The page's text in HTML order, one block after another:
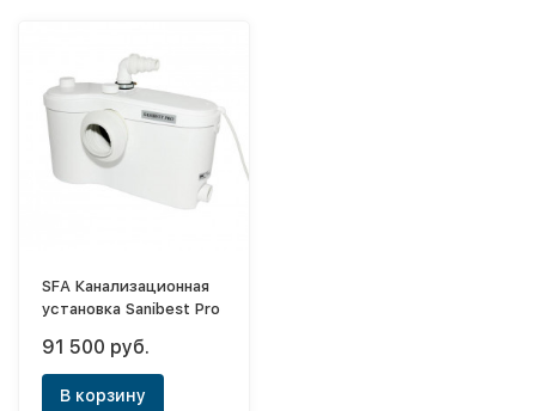
SFA Канализационная
установка Sanibest Pro
91 500 руб.
В корзину